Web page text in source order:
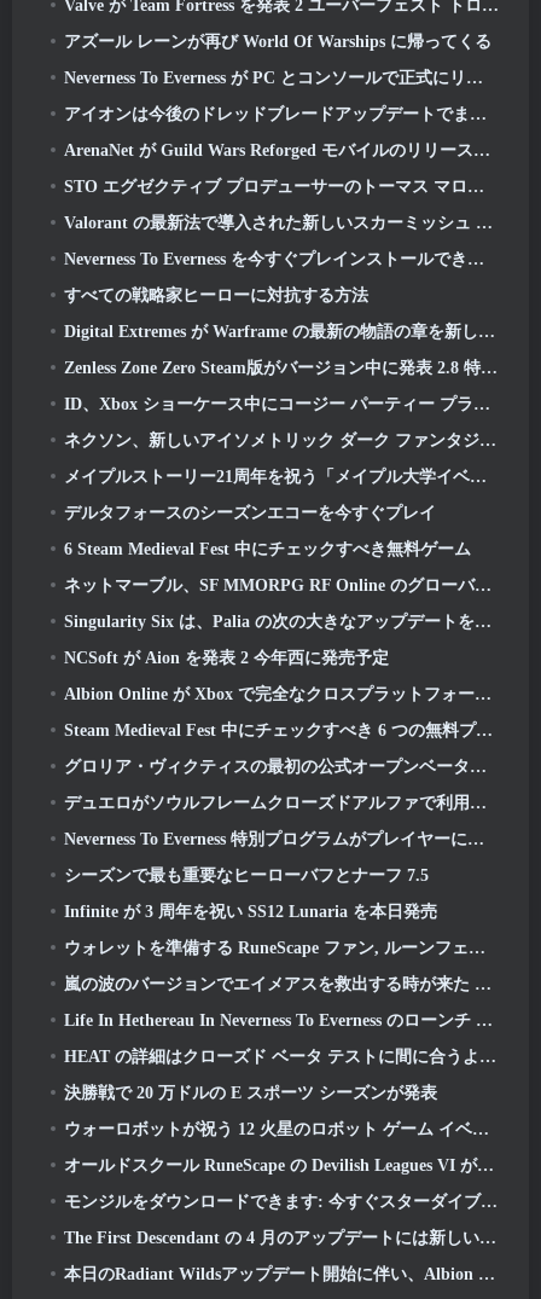
Valve が Team Fortress を発表 2 ユーバーフェスト トロフィー デザイン コンテスト
アズール レーンが再び World Of Warships に帰ってくる
Neverness To Everness が PC とコンソールで正式にリリース
アイオンは今後のドレッドブレードアップデートでまったく新しいクラスを取得します
ArenaNet が Guild Wars Reforged モバイルのリリースを発表
STO エグゼクティブ プロデューサーのトーマス マローネとネバーウィンター クリエイティブ ディレクターのランディ モションズがゲームと Cryptic の将来について語る
Valorant の最新法で導入された新しいスカーミッシュ モードのバリアント
Neverness To Everness を今すぐプレインストールできます
すべての戦略家ヒーローに対抗する方法
Digital Extremes が Warframe の最新の物語の章を新しいアニメ短編で公開
Zenless Zone Zero Steam版がバージョン中に発表 2.8 特別プログラム
ID、Xbox ショーケース中にコージー パーティー プラットフォーマー ゲーム Totopia を発表, ベータ版の募集を開始
ネクソン、新しいアイソメトリック ダーク ファンタジー MMORPG を発表, 無冠の残り火
メイプルストーリー21周年を祝う「メイプル大学イベント」
デルタフォースのシーズンエコーを今すぐプレイ
6 Steam Medieval Fest 中にチェックすべき無料ゲーム
ネットマーブル、SF MMORPG RF Online のグローバル版事前登録を発表 Next
Singularity Six は、Palia の次の大きなアップデートを紹介します The Royal Highlands
NCSoft が Aion を発表 2 今年西に発売予定
Albion Online が Xbox で完全なクロスプラットフォーム プレイを実現
Steam Medieval Fest 中にチェックすべき 6 つの無料プレイ ゲーム
グロリア・ヴィクティスの最初の公式オープンベータプレイテストが本日キックオフ
デュエロがソウルフレームクローズドアルファで利用可能に
Neverness To Everness 特別プログラムがプレイヤーにローンチ時に何を期待するかを知らせます
シーズンで最も重要なヒーローバフとナーフ 7.5
Infinite が 3 周年を祝い SS12 Lunaria を本日発売
ウォレットを準備する RuneScape ファン, ルーンフェストチケット発売間近
嵐の波のバージョンでエイメアスを救出する時が来た 3.3 アップデート
Life In Hethereau In Neverness To Everness のローンチ ゲームプレイ プレビュー ビデオをご覧ください
HEAT の詳細はクローズド ベータ テストに間に合うように
決勝戦で 20 万ドルの E スポーツ シーズンが発表
ウォーロボットが祝う 12 火星のロボット ゲーム イベントの年
オールドスクール RuneScape の Devilish Leagues VI が本日発売
モンジルをダウンロードできます: 今すぐスターダイブクライアント
The First Descendant の 4 月のアップデートには新しいエンドゲーム コンテンツのベータ版が含まれます
本日のRadiant Wildsアップデート開始に伴い、Albion Onlineのビジュアルオーバーホールが終了